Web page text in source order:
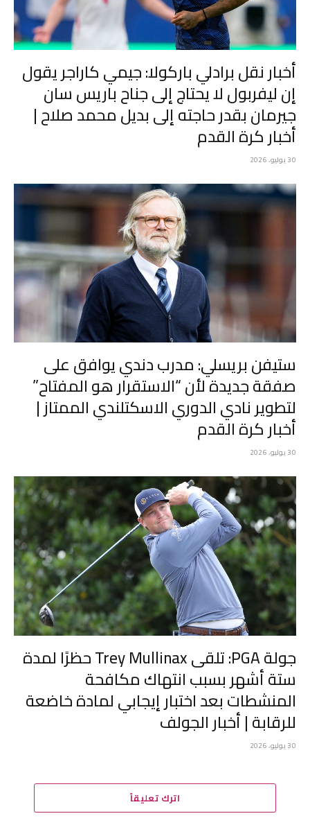
أخبار نقل برادلي باركولا: جيمي كاراجر يقول
إن ليفربول لا يحتاج إلى جناح باريس سان
جيرمان بقدر حاجته إلى بديل محمد صلاح |
أخبار كرة القدم
30 يوليو، 2026
ستيفن بريسلي: مدرب دندي يوافق على
صفقة جديدة لأن “الاستقرار هو المفتاح”
لتطوير نادي الدوري الاسكتلندي الممتاز |
أخبار كرة القدم
30 يوليو، 2026
جولة PGA: تلقى Trey Mullinax حظرًا لمدة
ستة أشهر بسبب انتهاك مكافحة
المنشطات بعد اختبار إيجابي لمادة خاضعة
للرقابة | أخبار الجولف
30 يوليو، 2026
اترك تعليقاً